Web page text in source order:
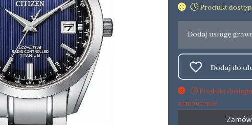
🕓 Produkt
Dodaj usługę
🕓 Produkt
zamówienie
Zamów